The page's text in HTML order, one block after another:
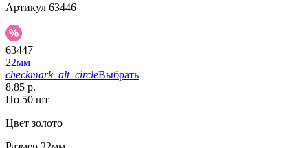
Артикул 63446
63447
22мм
checkmark_alt_circleВыбрать
8.85 р.
По 50 шт
Цвет золото